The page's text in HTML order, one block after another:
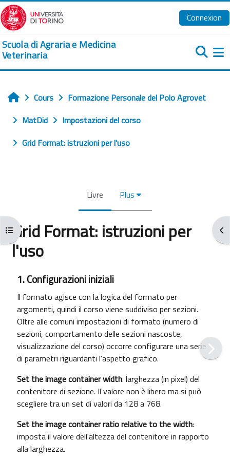
Passer au contenu principal
Connexion
Scuola di Agraria e Medicina
Veterinaria
Ouvrir l’index du cours
Accueil
Cours
Formazione Personale del Polo Agrovet
MatDid
Impostazioni del corso
Grid Format: istruzioni per l'uso
Livre Plus
Grid Format: istruzioni per
l'uso
1. Configurazioni iniziali
Il formato agisce con la logica del formato per
argomenti, quindi il corso viene suddiviso per sezioni.
Oltre alle comuni impostazioni di formato (numero di
sezioni, comportamento delle sezioni nascoste,
visualizzazione del corso) occorre configurare una serie
di parametri riguardanti l'aspetto grafico.
Set the image container width: larghezza (in pixel) del
contenitore di sezione. Il valore non è libero ma si può
scegliere tra un set di valori da 128 a 768.
Set the image container ratio relative to the width:
imposta il valore dell'altezza del contenitore in rapporto
alla larghezza.